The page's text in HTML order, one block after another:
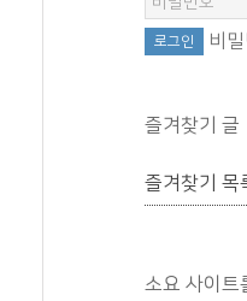
비
즐겨찾기 글
즐겨찾기 목
소요 사이트